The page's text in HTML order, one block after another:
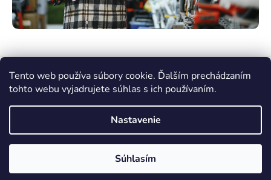
Tento web používa súbory cookie. Ďalším prechádzaním
tohto webu vyjadrujete súhlas s ich používaním.
Nastavenie
Súhlasím
Vytvoril Shoptet Premium
nasenaradie.sk
vyhradené.